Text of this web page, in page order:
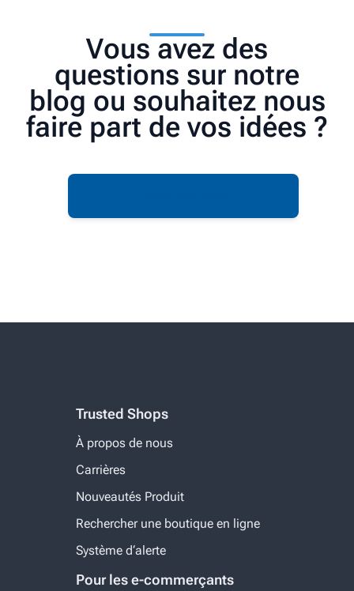
Vous avez des
questions sur notre
blog ou souhaitez nous
faire part de vos idées ?
Trusted Shops
À propos de nous
Carrières
Nouveautés Produit
Rechercher une boutique en ligne
Système d‘alerte
Pour les e-commerçants